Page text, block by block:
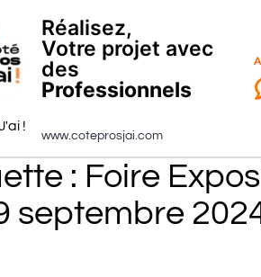
!
Réalisez,
Votre projet avec
des
Professionnels
www.coteprosjai.com
: Foire
septembre